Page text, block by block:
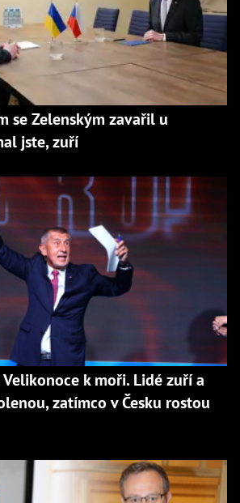
se Zelenským zavařil u
jste, zuří
k moři. Lidé zuří a
zatímco v Česku rostou